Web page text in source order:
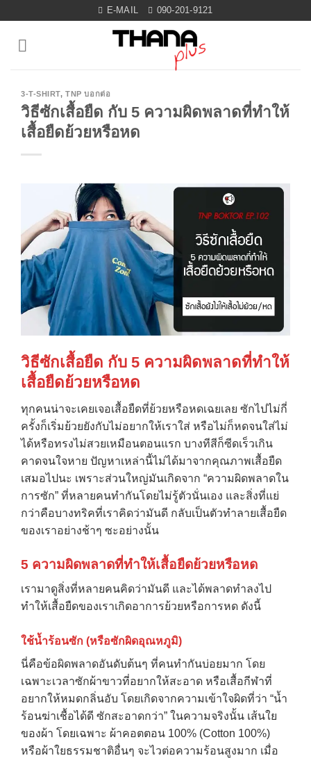
content
E-MAIL 090-201-9121
3-T-SHIRT,TNP บอกต่อ
วิธีซักเสื้อยืด กับ 5 ความผิดพลาดที่ทำให้
เสื้อยืดย้วยหรือหด
วิธีซักเสื้อยืด กับ 5 ความผิดพลาดที่ทำให้
เสื้อยืดย้วยหรือหด
ทุกคนน่าจะเคยเจอเสื้อยืดที่ย้วยหรือหดเฉยเลย ซักไปไม่กี่
ครั้งก็เริ่มย้วยยังกับไม่อยากให้เราใส่ หรือไม่ก็หดจนใส่ไม่
ได้หรือทรงไม่สวยเหมือนตอนแรก บางทีสีก็ซีดเร็วเกิน
คาดจนใจหาย ปัญหาเหล่านี้ไม่ได้มาจากคุณภาพเสื้อยืด
เสมอไปนะ เพราะส่วนใหญ่มันเกิดจาก “ความผิดพลาดใน
การซัก” ที่หลายคนทำกันโดยไม่รู้ตัวนั่นเอง และสิ่งที่แย่
กว่าคือบางทริคที่เราคิดว่ามันดี กลับเป็นตัวทำลายเสื้อยืด
ของเราอย่างช้าๆ ซะอย่างนั้น
5 ความผิดพลาดที่ทำให้เสื้อยืดย้วยหรือหด
เรามาดูสิ่งที่หลายคนคิดว่ามันดี และได้พลาดทำลงไป
ทำให้เสื้อยืดของเราเกิดอาการย้วยหรือการหด ดังนี้
ใช้น้ำร้อนซัก (หรือซักผิดอุณหภูมิ)
นี่คือข้อผิดพลาดอันดับต้นๆ ที่คนทำกันบ่อยมาก โดย
เฉพาะเวลาซักผ้าขาวที่อยากให้สะอาด หรือเสื้อกีฬาที่
อยากให้หมดกลิ่นอับ โดยเกิดจากความเข้าใจผิดที่ว่า “น้ำ
ร้อนฆ่าเชื้อได้ดี ซักสะอาดกว่า” ในความจริงนั้น เส้นใย
ของผ้า โดยเฉพาะ ผ้าคอตตอน 100% (Cotton 100%)
หรือผ้าใยธรรมชาติอื่นๆ จะไวต่อความร้อนสูงมาก เมื่อ